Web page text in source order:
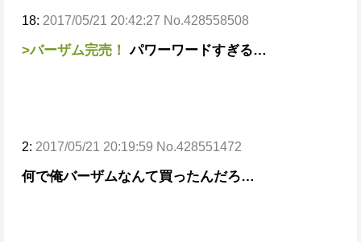
18: 2017/05/21 20:42:27 No.428558508
>バーザム完売！ パワーワードすぎる…
2: 2017/05/21 20:19:59 No.428551472
何で俺バーザムなんて買ったんだろ…